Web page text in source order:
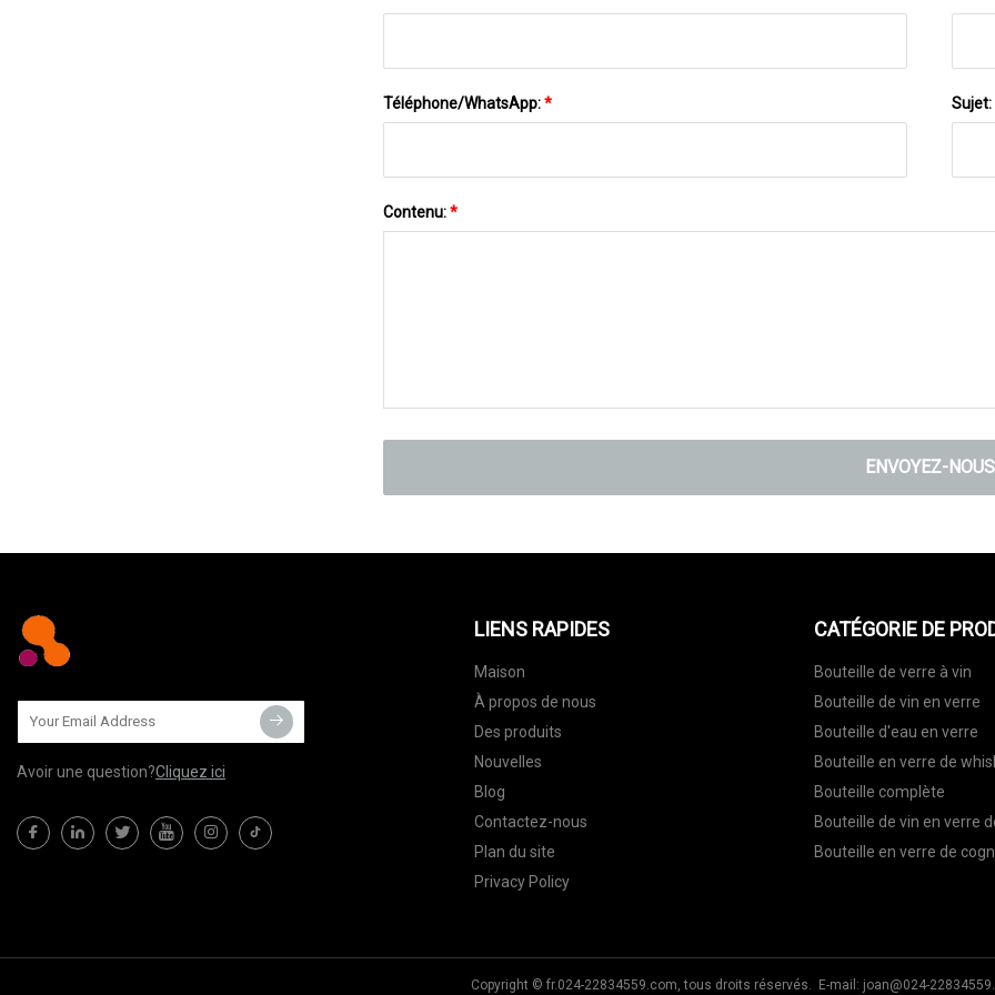
Téléphone/WhatsApp:* Sujet:
Contenu:*
ENVOYEZ-NOUS
Avoir une question?Cliquez ici
LIENS RAPIDES
Maison
À propos de nous
Des produits
Nouvelles
Blog
Contactez-nous
Plan du site
Privacy Policy
CATÉGORIE DE
Bouteille de verre à vin
Bouteille de vin en verre
Bouteille d'eau en verre
Bouteille en verre de
Bouteille complète
Bouteille de vin en verre
Bouteille en verre de
Copyright © fr.024-22834559.com, tous droits réservés. E-mail: joan@024-